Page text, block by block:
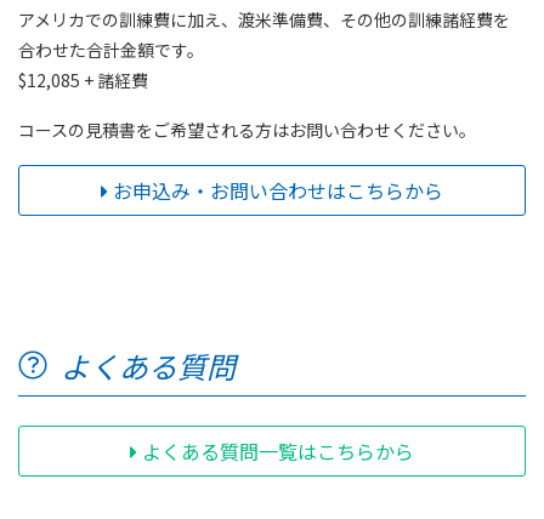
アメリカでの訓練費に加え、渡米準備費、その他の訓練諸経費を
合わせた合計金額です。
$12,085 + 諸経費
コースの見積書をご希望される方はお問い合わせください。
お申込み・お問い合わせはこちらから
よくある質問
よくある質問一覧はこちらから